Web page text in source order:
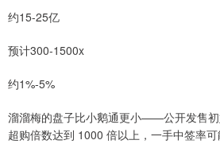
约15-25亿
预计300-1500x
约1%-5%
溜溜梅的盘子比小鹅通更小——公开发售
超购倍数达到 1000 倍以上，一手中签率可